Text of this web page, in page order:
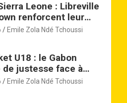
Leone : Libreville
renforcent leur
à travers un vaste
Emile Zola Ndé Tchoussi
U18 : le Gabon
de justesse face à
pour son entrée en
Emile Zola Ndé Tchoussi